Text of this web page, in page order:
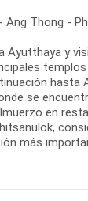
Ang Thong -
Ayutthaya y
hasta
se
en
más